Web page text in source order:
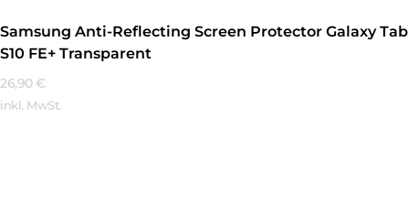
Samsung Anti-Reflecting Screen Protector Galaxy Tab
S10 FE+ Transparent
26,90 €
inkl. MwSt.